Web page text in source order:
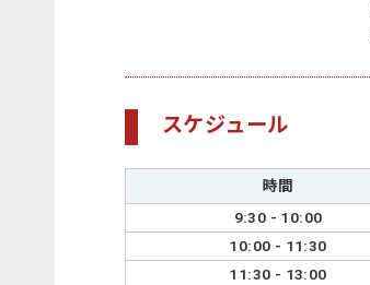
スケジュール
時間
9:30 - 10:00
10:00 - 11:30
11:30 - 13:00